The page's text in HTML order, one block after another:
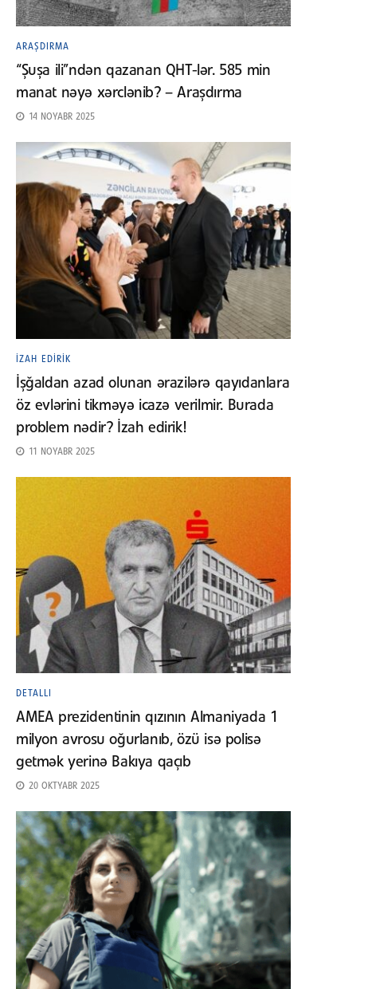
ARAŞDIRMA
“Şuşa ili”ndən qazanan QHT-lər. 585 min
manat nəyə xərclənib? – Araşdırma
14 NOYABR 2025
İZAH EDIRIK
İşğaldan azad olunan ərazilərə qayıdanlara
öz evlərini tikməyə icazə verilmir. Burada
problem nədir? İzah edirik!
11 NOYABR 2025
DETALLI
AMEA prezidentinin qızının Almaniyada 1
milyon avrosu oğurlanıb, özü isə polisə
getmək yerinə Bakıya qaçıb
20 OKTYABR 2025